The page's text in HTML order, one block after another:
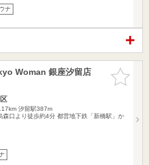
ナ
お気に入
りに追加
Woman 銀座汐留店
汐留駅387m
森口より徒歩約4分 都営地下鉄「新橋駅」か